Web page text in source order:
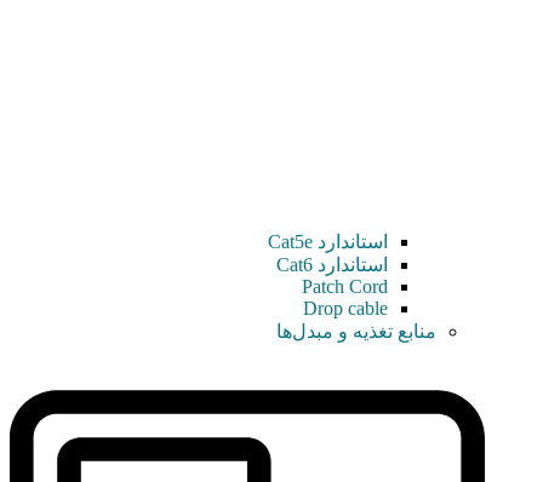
استاندارد Cat5e
استاندارد Cat6
Patch Cord
Drop cable
منابع تغذیه و مبدل‌ها